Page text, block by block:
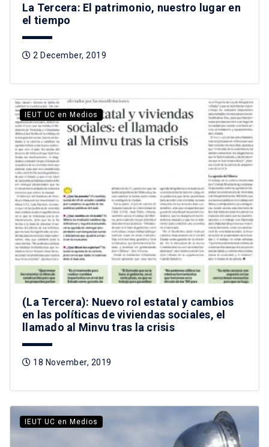
La Tercera: El patrimonio, nuestro lugar en
el tiempo
2 December, 2019
IEUT UC en Medios
(La Tercera): Nuevo rol estatal y cambios
en las políticas de viviendas sociales, el
llamado al Minvu tras la crisis
18 November, 2019
IEUT UC en Medios